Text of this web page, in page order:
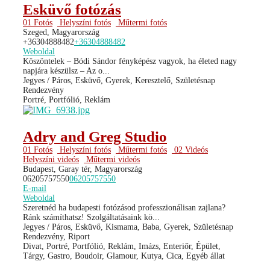
Esküvő fotózás
01 Fotós Helyszíni fotós
Műtermi fotós
Szeged, Magyarország
+36304888482+36304888482
Weboldal
Köszöntelek – Bódi Sándor fényképész vagyok, ha életed nagy
napjára készülsz – Az o...
Jegyes / Páros, Esküvő, Gyerek, Keresztelő, Születésnap
Rendezvény
Portré, Portfólió, Reklám
Adry and Greg Studio
01 Fotós Helyszíni fotós Műtermi fotós
02 Videós
Helyszíni videós
Műtermi videós
Budapest, Garay tér, Magyarország
0620575755006205757550
E-mail
Weboldal
Szeretnéd ha budapesti fotózásod professzionálisan zajlana?
Ránk számíthatsz! Szolgáltatásaink kö...
Jegyes / Páros, Esküvő, Kismama, Baba, Gyerek, Születésnap
Rendezvény, Riport
Divat, Portré, Portfólió, Reklám, Imázs, Enteriőr, Épület,
Tárgy, Gastro, Boudoir, Glamour, Kutya, Cica, Egyéb állat